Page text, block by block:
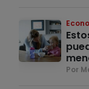
Por